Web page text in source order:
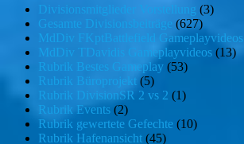
Divisionsmitglieder Vorstellung (3)
Gesamte Divisionsbeiträge (627)
MdDiv FKptBattlefield Gameplayvideos
MdDiv TDavidis Gameplayvideos (13)
Rubrik Bestes Gameplay (53)
Rubrik Büroprojekt (5)
Rubrik DivisionSR 2 vs 2 (1)
Rubrik Events (2)
Rubrik gewertete Gefechte (10)
Rubrik Hafenansicht (45)